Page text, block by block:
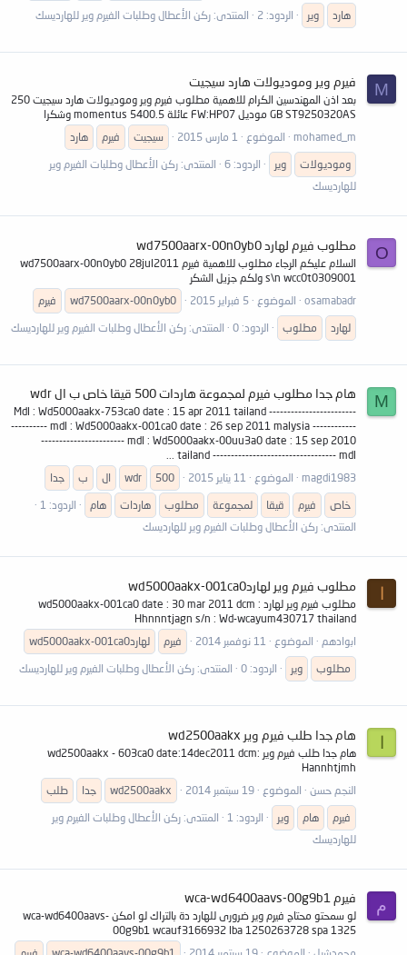
هارد
وير الردود: 2 المنتدى: ركن الأعطال وطلبات الفيرم وير للهارديسك
M فيرم وير وموديولات هارد سيجيت
بعد اذن المهندسين الكرام للاهمية مطلوب فيرم وير وموديولات هارد سيجيت 250
GB ST9250320AS موديل FW:HP07 عائلة momentus 5400.5 وشكرا
mohamed_m
الموضوع 1 مارس 2015 سيجيت فيرم
هارد
وموديولات
وير الردود: 6 المنتدى: ركن الأعطال وطلبات الفيرم وير
للهارديسك
O مطلوب فيرم لهارد wd7500aarx-00n0yb0
السلام عليكم الرجاء مطلوب للاهمية فيرم wd7500aarx-00n0yb0 28jul2011
s\n wcc0t0309001 ولكم جزيل الشكر
osamabadr
الموضوع 5 فبراير 2015 wd7500aarx-00n0yb0
فيرم
لهارد
مطلوب الردود: 0 المنتدى: ركن الأعطال وطلبات الفيرم وير للهارديسك
M هام جدا مطلوب فيرم لمجموعة هاردات 500 قيقا خاص ب ال wdr
Mdl : Wd5000aakx-753ca0 date : 15 apr 2011 tailand ------------------------
---------- mdl : Wd5000aakx-001ca0 date : 26 sep 2011 malysia ------------
----------------------- mdl : Wd5000aakx-00uu3a0 date : 15 sep 2010
tailand ---------------------------------- mdl ...
magdi1983
الموضوع 11 يناير 2015 500
wdr ال ب
جدا
خاص
فيرم قيقا لمجموعة مطلوب هاردات هام
الردود: 1
المنتدى: ركن الأعطال وطلبات الفيرم وير للهارديسك
مطلوب فيرم وير لهاردwd5000aakx-001ca0
مطلوب فيرم وير لهارد wd5000aakx-001ca0 date : 30 mar 2011 dcm :
Hhnnntjagn s/n : Wd-wcayum430717 thailand
ابوادهم
الموضوع 11 نوفمبر 2014 فيرم
لهاردwd5000aakx-001ca0
مطلوب
وير الردود: 0 المنتدى: ركن الأعطال وطلبات الفيرم وير للهارديسك
ا هام جدا طلب فيرم وير wd2500aakx
هام جدا طلب فيرم وير wd2500aakx - 603ca0 date:14dec2011 dcm:
Hannhtjmh
النجم حسن
الموضوع 19 سبتمبر 2014 wd2500aakx جدا
طلب
فيرم
هام وير الردود: 1 المنتدى: ركن الأعطال وطلبات الفيرم وير
للهارديسك
م فيرم wca-wd6400aavs-00g9b1
لو سمحتو محتاج فيرم وير ضرورى للهارد دة بالتراك لو امكن wca-wd6400aavs-
00g9b1 wcauf3166932 lba 1250263728 spa 1325